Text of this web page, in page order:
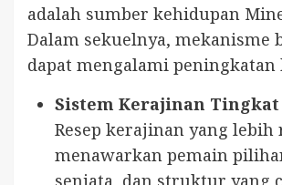
adalah sumber kehidupan
Dalam sekuelnya, mekanisme
dapat mengalami peningkatan
Sistem Kerajinan
Resep kerajinan yang
menawarkan pemain
senjata, dan struktur yang